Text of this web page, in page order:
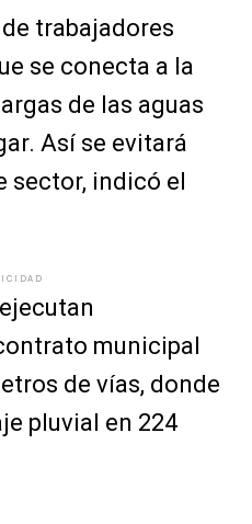
trabajadores
se conecta a la
de las aguas
Así se evitará
sector, indicó el
municipal
de vías, donde
pluvial en 224